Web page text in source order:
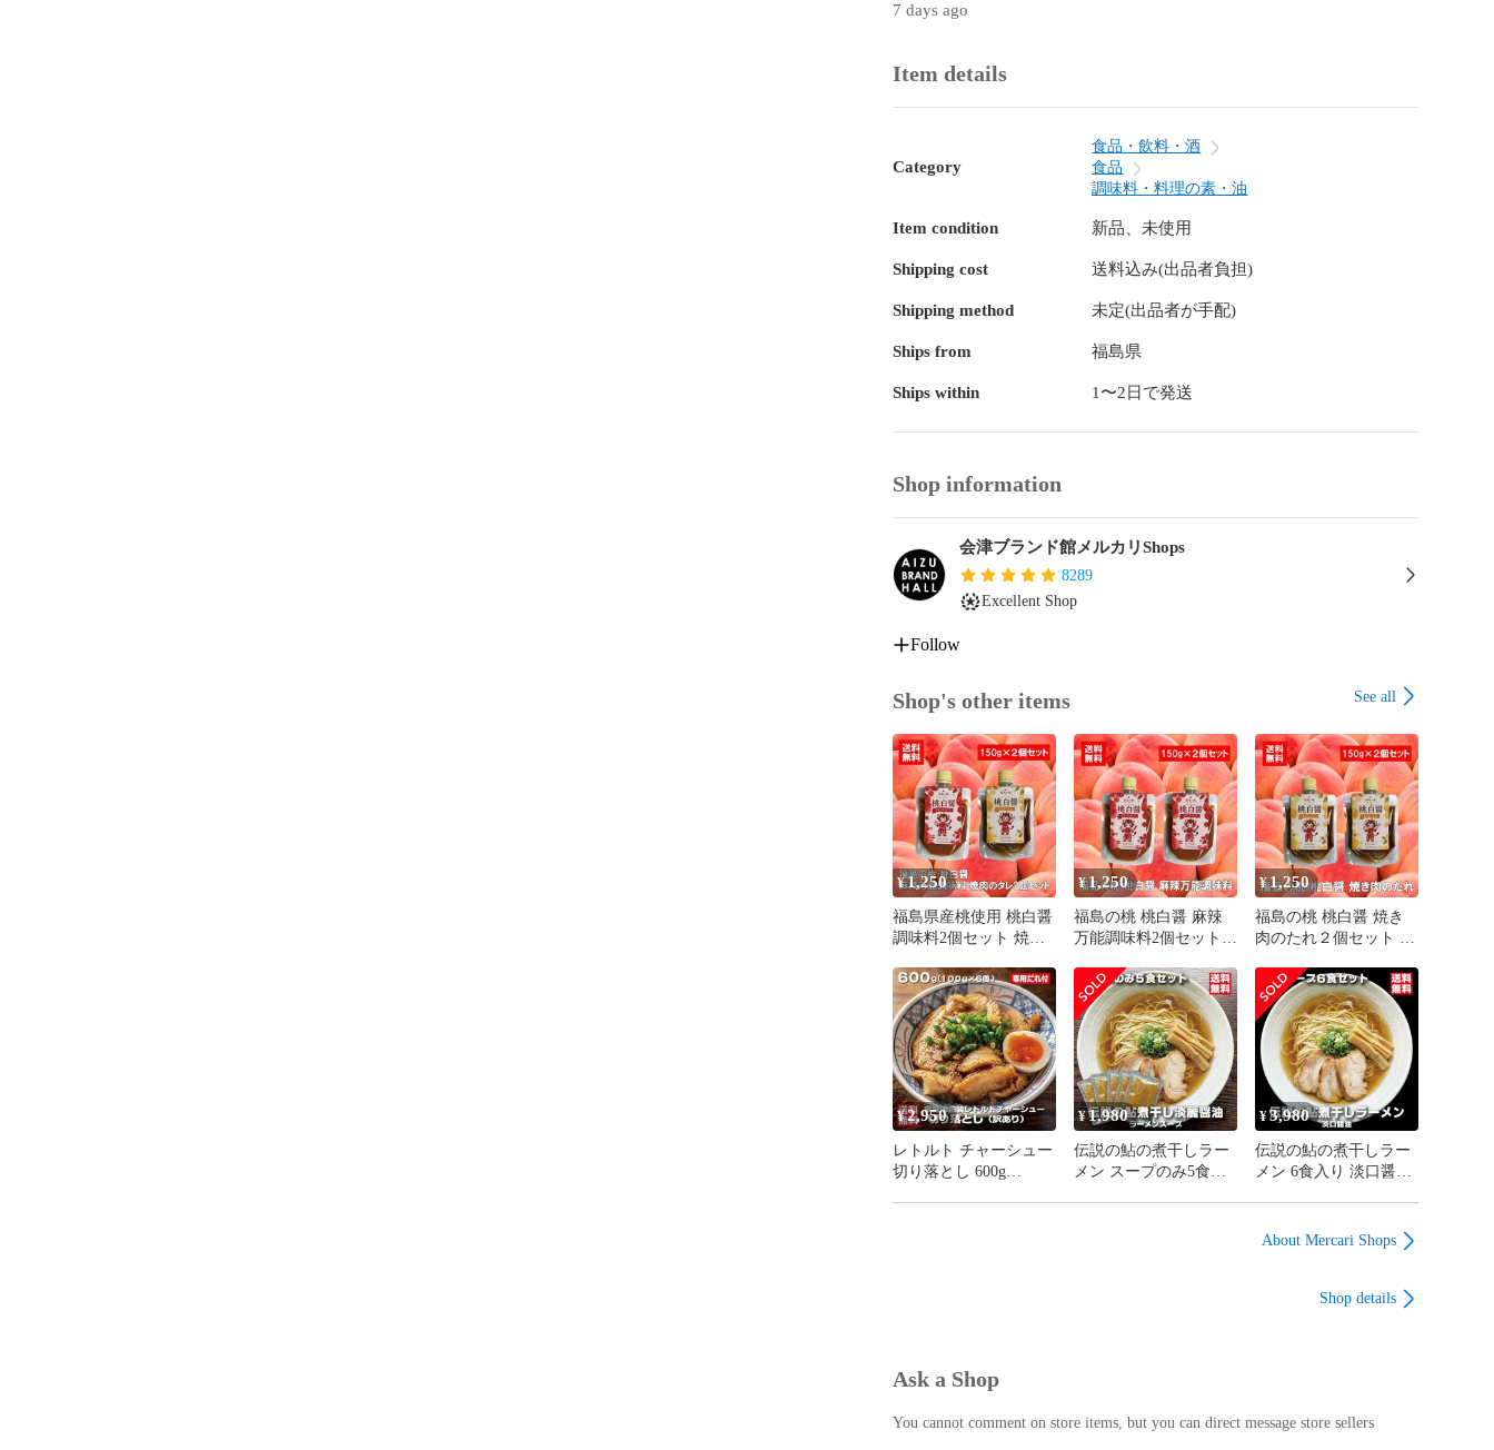
7 days ago
Item details
Category
食品・飲料・酒
食品
調味料・料理の素・油
Item condition 新品、未使用
Shipping cost 送料込み(出品者負担)
Shipping method 未定(出品者が手配)
Ships from 福島県
Ships within 1〜2日で発送
Shop information
会津ブランド館メルカリShops
8289
Excellent Shop
Follow
Shop's other items See all
¥1,250
福島県産桃使用 桃白醤
調味料2個セット 焼肉
万能調味料
¥1,250
福島の桃 桃白醤 麻辣
万能調味料2個セット
用 麻辣湯 中華料理 万
能調味料 会津ブランド
館 福島県産桃使用
¥1,250
福島の桃 桃白醤 焼き
肉のたれ２個セット 無
肉料理 万能だれ 福島
県産桃使用 焼肉 野菜
炒め タレ 会津ブラン
ド館
¥2,950
レトルト チャーシュー
切り落とし 600g
¥1,980
伝説の鮎の煮干しラー
メン スープのみ5食セ
¥3,980
伝説の鮎の煮干しラー
メン 6食入り 淡口醤油
煮干し香味油 希少ラー
About Mercari Shops
Shop details
Ask a Shop
You cannot comment on store items, but you can direct message store sellers